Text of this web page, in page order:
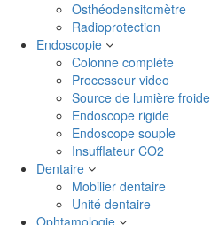
Osthéodensitomètre
Radioprotection
Endoscopie
Colonne compléte
Processeur video
Source de lumière froide
Endoscope rigide
Endoscope souple
Insufflateur CO2
Dentaire
Mobilier dentaire
Unité dentaire
Ophtamologie